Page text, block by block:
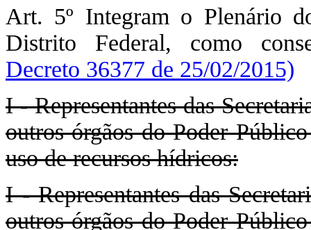
Art. 5º Integram o Plenário
Distrito Federal, como
Decreto 36377 de 25/02/2015)
I - Representantes das
outros órgãos do Poder
uso de recursos hídricos:
I - Representantes das
outros órgãos do Poder